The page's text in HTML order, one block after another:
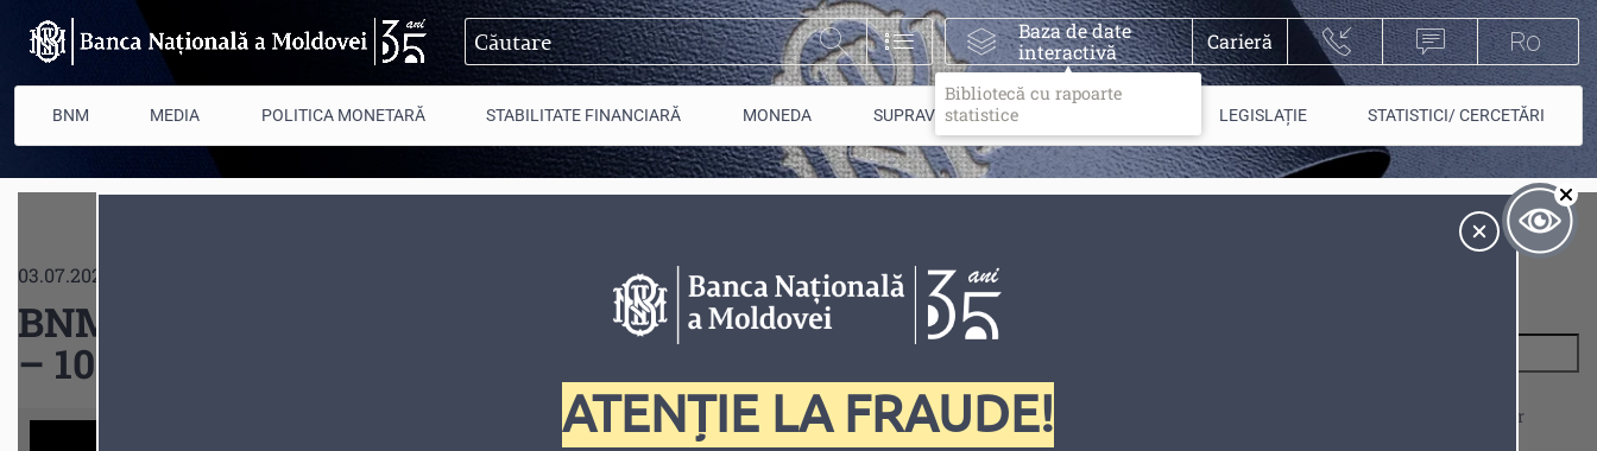
Mergi la conţinutul principal
Contrast
Baza de date
interactivă
Carieră
BNM MEDIA POLITICA MONETARĂ STABILITATE FINANCIARĂ MONEDA SUPRAVEGHERE LEGISLAȚIE STATISTICI/ CERCETĂRI
ATENȚIE LA FRAUDE!
03.07.2026
BNM lansează moneda comemorativă „Vasile Vasilache
– 100 de ani de la naștere”
Permite colectarea datelor cu caracter
Bibliotecă cu rapoarte
statistice